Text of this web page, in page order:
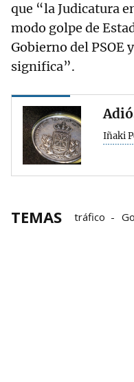
que “la Judicatura
modo golpe de
Gobierno del PSOE
significa”.
Iñaki
TEMAS tráfico